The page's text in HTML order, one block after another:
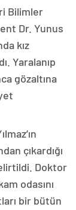
Bilimler
Dr. Yunus
kız
Yaralanıp
gözaltına
çıkardığı
Doktor
odasını
bir bütün